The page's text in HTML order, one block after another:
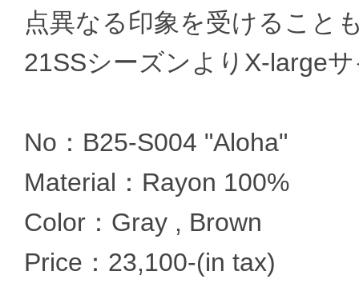
点異なる印象を受けること
21SSシーズンよりX-large
No：B25-S004 "Aloha"
Material：Rayon 100%
Color：Gray , Brown
Price：23,100-(in tax)